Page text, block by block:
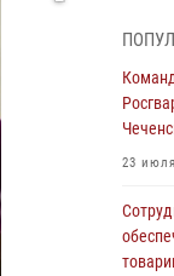
(видео)
08
В
23